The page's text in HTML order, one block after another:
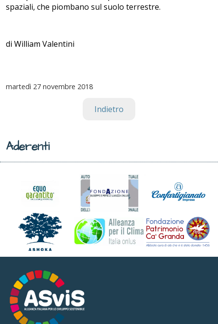
spaziali, che piombano sul suolo terrestre.
di William Valentini
martedì 27 novembre 2018
Indietro
Aderenti